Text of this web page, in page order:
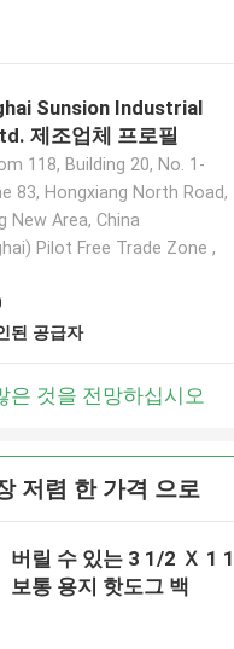
Sunsion Industrial
제조업체 프로필
118, Building 20, No. 1-
83, Hongxiang North Road,
New Area, China
Pilot Free Trade Zone ,
된 공급자
은 것을 전망하십시오
저렴 한 가격 으로
버릴 수 있는 3 1/2 Ｘ 1
보통 용지 핫도그 백